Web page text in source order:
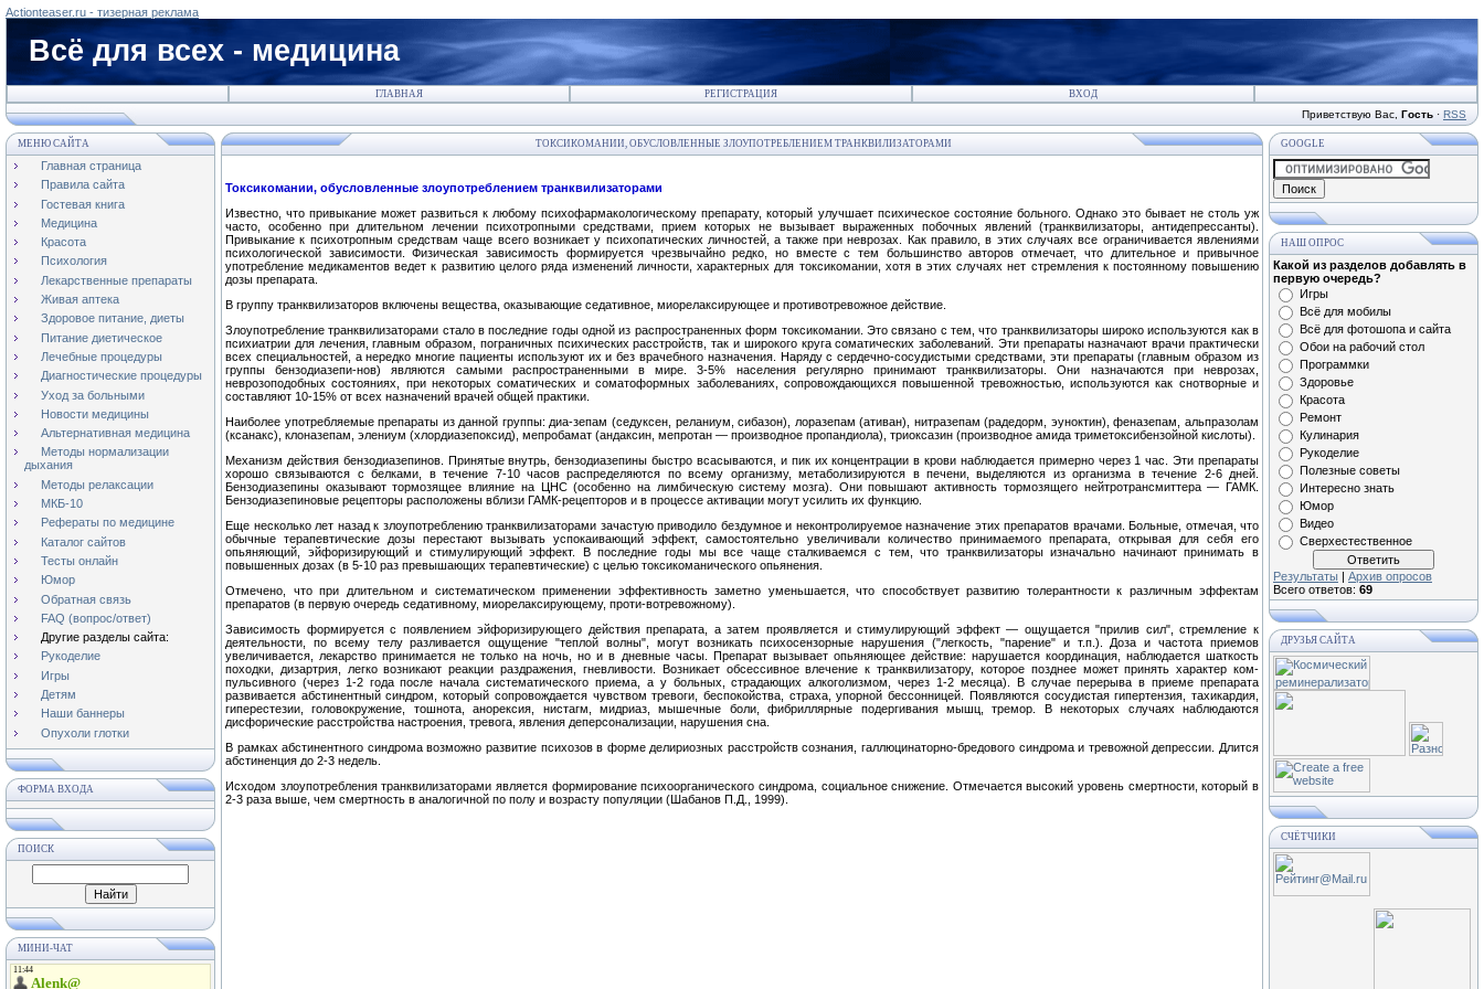
Actionteaser.ru - тизерная реклама
Всё для всех - медицина
ГЛАВНАЯ РЕГИСТРАЦИЯ ВХОД
Приветствую Вас Гость · RSS
МЕНЮ САЙТА
Главная страница
Правила сайта
Гостевая книга
Медицина
Красота
Психология
Лекарственные препараты
Живая аптека
Здоровое питание, диеты
Питание диетическое
Лечебные процедуры
Диагностические процедуры
Уход за больными
Новости медицины
Альтернативная медицина
Методы нормализации
дыхания
Методы релаксации
МКБ-10
Рефераты по медицине
Каталог сайтов
Тесты онлайн
Юмор
Обратная связь
FAQ (вопрос/ответ)
Другие разделы сайта:
Рукоделие
Игры
Детям
Наши баннеры
Опухоли глотки
ФОРМА ВХОДА
ПОИСК
МИНИ-ЧАТ
ТОКСИКОМАНИИ, ОБУСЛОВЛЕННЫЕ ЗЛОУПОТРЕБЛЕНИЕМ ТРАНКВИЛИЗАТОРАМИ
Токсикомании, обусловленные злоупотреблением транквилизаторами
Известно, что привыкание может развиться к любому пси­хофармакологическому препарату, который улучшает психи­ческое состояние больного. Однако это бывает не столь уж
час­то, особенно при длительном лечении психотропными средст­вами, прием которых не вызывает выраженных побочных яв­лений (транквилизаторы, антидепрессанты).
Привыкание к пси­хотропным средствам чаще всего возникает у психопатических личностей, а также при неврозах. Как правило, в этих случаях все ограничивается явлениями
психологической зависимости. Физическая зависимость формируется чрезвычайно редко, но вместе с тем большинство авторов отмечает, что длительное и привычное
употребление медикаментов ведет к развитию це­лого ряда изменений личности, характерных для токсикома­нии, хотя в этих случаях нет стремления к постоянному повы­шению
дозы препарата.
В группу транквилизаторов включены вещества, оказывающие седативное, миорелаксирующее и противотревожное действие.
Злоупотребление транквилизаторами стало в последние годы одной из распространенных форм токсикомании. Это связано с тем, что транквилизаторы широко используются как в
психиатрии для лечения, главным образом, пограничных психических расстройств, так и широкого круга соматических заболеваний. Эти препараты назначают врачи практически
всех специальностей, а нередко многие пациенты используют их и без врачебного назначения. Наряду с сердечно-сосудистыми средст­вами, эти препараты (главным образом из
группы бензодиазепи-нов) являются самыми распространенными в мире. 3-5% насе­ления регулярно принимают транквилизаторы. Они назначают­ся при неврозах,
неврозоподобных состояниях, при некоторых соматических и соматоформных заболеваниях, сопровождающих­ся повышенной тревожностью, используются как снотворные и
составляют 10-15% от всех назначений врачей общей практики.
Наиболее употребляемые препараты из данной группы: диа-зепам (седуксен, реланиум, сибазон), лоразепам (ативан), нитразепам (радедорм, эуноктин), феназепам, альпразолам
(ксанакс), клоназепам, элениум (хлордиазепоксид), мепробамат (андаксин, мепротан — производное пропандиола), триоксазин (производное амида триметоксибензойной кислоты).
Механизм действия бензодиазепинов. Принятые внутрь, бензодиазепины быстро всасываются, и пик их концентрации в кро­ви наблюдается примерно через 1 час. Эти препараты
хорошо связываются с белками, в течение 7-10 часов распределяются по всему организму, метаболизируются в печени, выделяются из организма в течение 2-6 дней.
Бензодиазепины оказывают тормозящее влияние на ЦНС (особенно на лимбическую сис­тему мозга). Они повышают активность тормозящего нейтротрансмиттера — ГАМК.
Бензодиазепиновые рецепторы рас­положены вблизи ГАМК-рецепторов и в процессе активации могут усилить их функцию.
Еще несколько лет назад к злоупотреблению транквилиза­торами зачастую приводило бездумное и неконтролируемое на­значение этих препаратов врачами. Больные, отмечая, что
обыч­ные терапевтические дозы перестают вызывать успокаивающий эффект, самостоятельно увеличивали количество принимаемого препарата, открывая для себя его
опьяняющий, эйфоризирующий и стимулирующий эффект. В последние годы мы все чаще сталкиваемся с тем, что транквилизаторы изначально начинают принимать в
повышенных дозах (в 5-10 раз превышающих те­рапевтические) с целью токсикоманического опьянения.
Отмечено, что при длительном и систематическом приме­нении эффективность заметно уменьшается, что способствует развитию толерантности к различным эффектам
препаратов (в первую очередь седативному, миорелаксирующему, проти-вотревожному).
Зависимость формируется с появлением эйфоризирующего действия препарата, а затем проявляется и стимулирующий эф­фект — ощущается "прилив сил", стремление к
деятельности, по всему телу разливается ощущение "теплой волны", могут воз­никать психосензорные нарушения ("легкость, "парение" и т.п.). Доза и частота приемов
увеличивается, лекарство принимает­ся не только на ночь, но и в дневные часы. Препарат вызывает опьяняющее действие: нарушается координация, наблюдается шаткость
походки, дизартрия, легко возникают реакции раз­дражения, гневливости. Возникает обсессивное влечение к транквилизатору, которое позднее может принять характер ком-
пульсивного (через 1-2 года после начала систематического приема, а у больных, страдающих алкоголизмом, через 1-2 ме­сяца). В случае перерыва в приеме препарата
развивается аб­стинентный синдром, который сопровождается чувством тре­воги, беспокойства, страха, упорной бессонницей. Появляют­ся сосудистая гипертензия, тахикардия,
гиперестезии, голово­кружение, тошнота, анорексия, нистагм, мидриаз, мышечные боли, фибриллярные подергивания мышц, тремор. В некото­рых случаях наблюдаются
дисфорические расстройства на­строения, тревога, явления деперсонализации, нарушения сна.
В рамках абстинентного синдрома возможно развитие пси­хозов в форме делириозных расстройств сознания, галлюцинаторно-бредового синдрома и тревожной депрессии. Длится
абстиненция до 2-3 недель.
Исходом злоупотребления транквилизаторами является фор­мирование психоорганического синдрома, социальное сниже­ние. Отмечается высокий уровень смертности, который в
2-3 раза выше, чем смертность в аналогичной по полу и возрасту попу­ляции (Шабанов П.Д., 1999).
GOOGLE
НАШ ОПРОС
Какой из разделов добавлять в
первую очередь?
Игры
Всё для мобилы
Всё для фотошопа и сайта
Обои на рабочий стол
Программки
Здоровье
Красота
Ремонт
Кулинария
Рукоделие
Полезные советы
Интересно знать
Юмор
Видео
Сверхестественное
Результаты | Архив опросов
Всего ответов: 69
ДРУЗЬЯ САЙТА
СЧЁТЧИКИ